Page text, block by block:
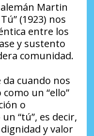
Martin
(1923) nos
entre los
y sustento
comunidad.
da cuando nos
un “ello”
o
“tú”, es decir,
y valor